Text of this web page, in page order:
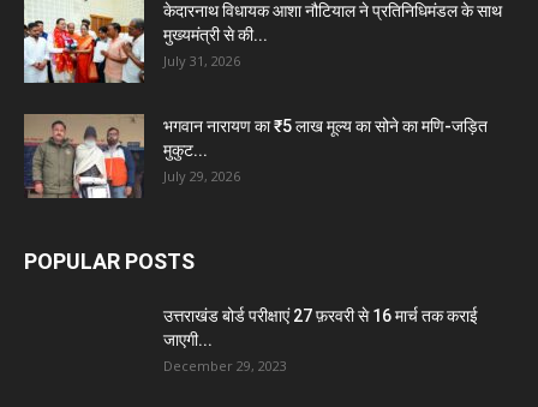
केदारनाथ विधायक आशा नौटियाल ने प्रतिनिधिमंडल के साथ
मुख्यमंत्री से की...
July 31, 2026
भगवान नारायण का ₹5 लाख मूल्य का सोने का मणि-जड़ित
मुकुट...
July 29, 2026
POPULAR POSTS
उत्तराखंड बोर्ड परीक्षाएं 27 फ़रवरी से 16 मार्च तक कराई
जाएगी...
December 29, 2023